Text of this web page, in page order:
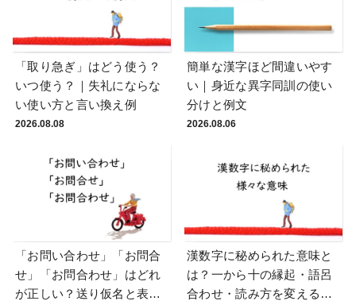
「取り急ぎ」はどう使う？
いつ使う？｜失礼にならな
い使い方と言い換え例
2026.08.08
簡単な漢字ほど間違いやす
い｜身近な異字同訓の使い
分けと例文
2026.08.06
「お問い合わせ」「お問合
せ」「お問合わせ」はどれ
が正しい？送り仮名と表記
漢数字に秘められた意味と
は？一から十の縁起・語呂
合わせ・読み方を変える理